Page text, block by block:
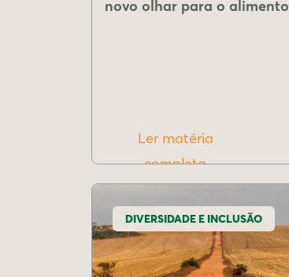
novo olhar para o alimento
Ler matéria
completa
DIVERSIDADE E INCLUSÃO